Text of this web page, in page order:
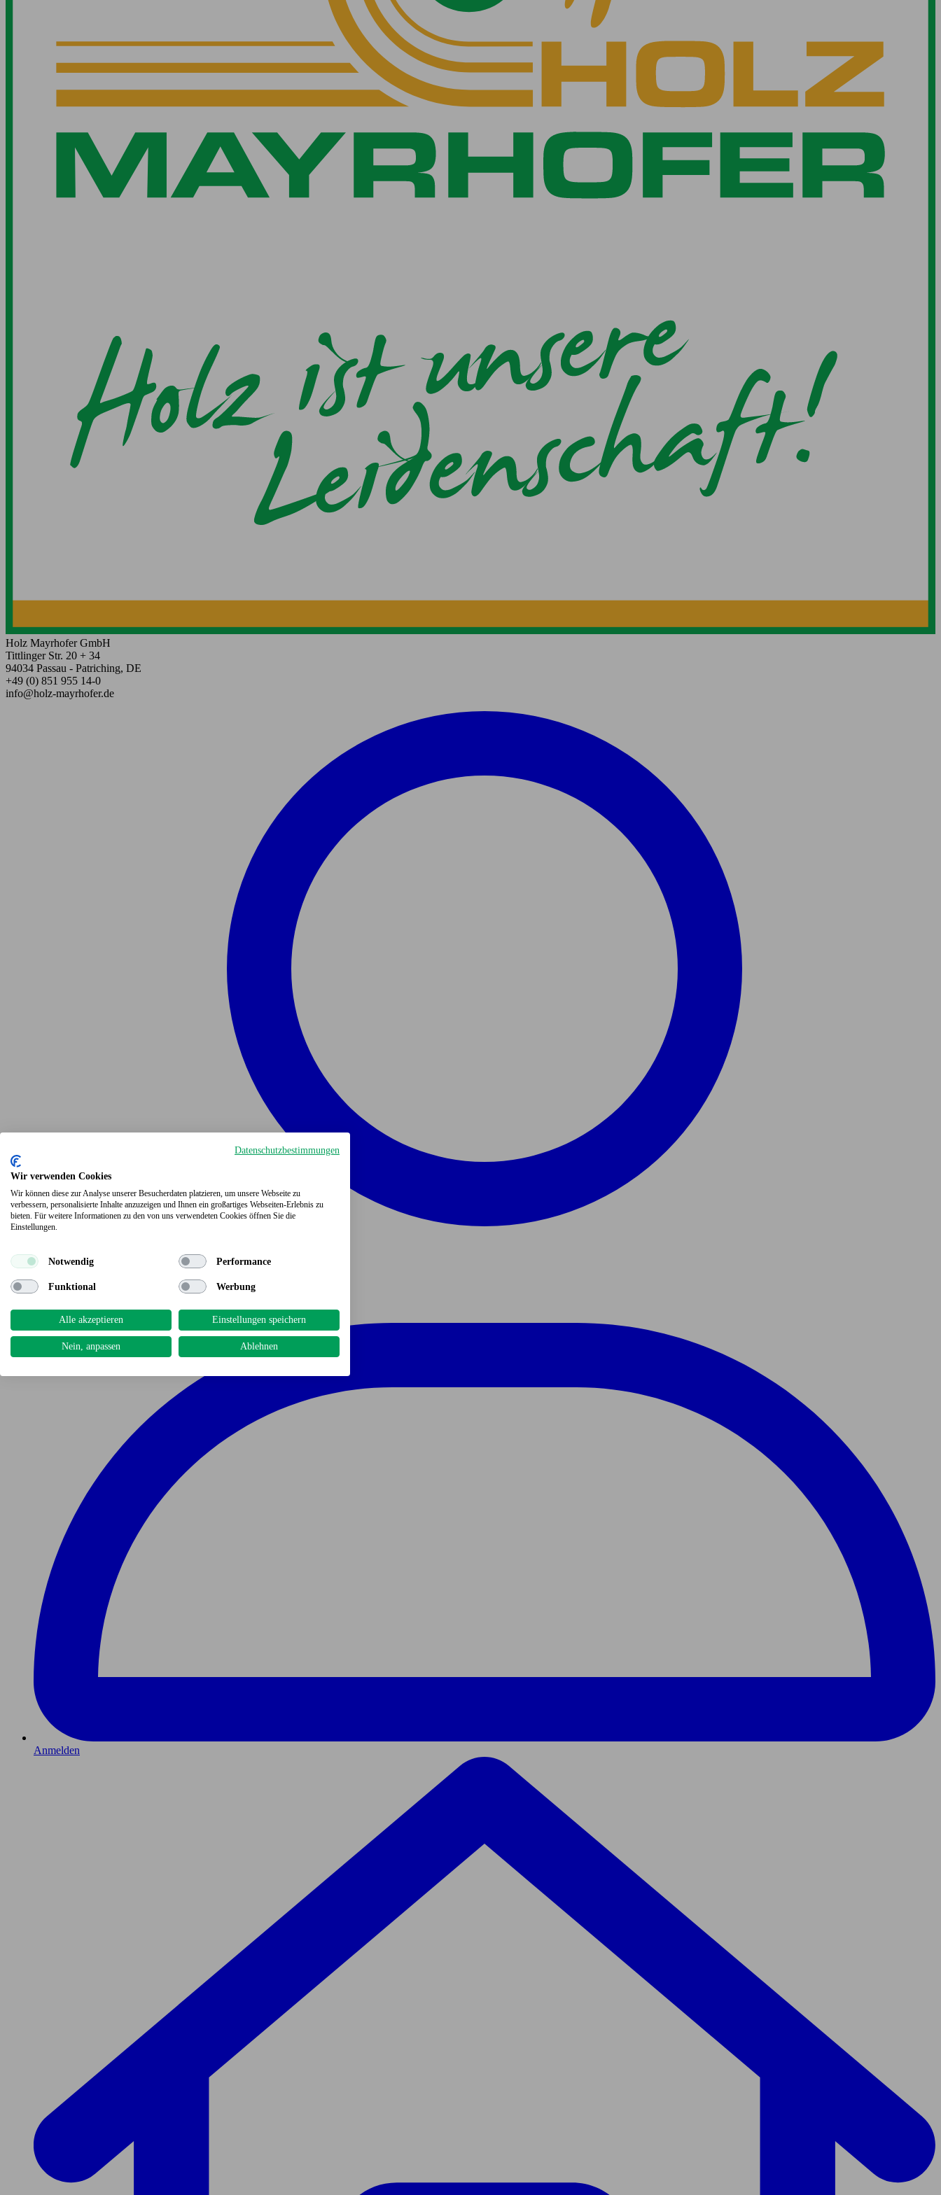
Holz Mayrhofer GmbH
Tittlinger Str. 20 + 34
94034 Passau - Patriching, DE
+49 (0) 851 955 14-0
info@holz-mayrhofer.de
Anmelden
Datenschutzbestimmungen
Wir verwenden Cookies
Wir können diese zur Analyse unserer Besucherdaten platzieren, um unsere Webseite zu
verbessern, personalisierte Inhalte anzuzeigen und Ihnen ein großartiges Webseiten-Erlebnis zu
bieten. Für weitere Informationen zu den von uns verwendeten Cookies öffnen Sie die
Einstellungen.
Notwendig Performance
Funktional Werbung
Alle akzeptieren Einstellungen speichern
Nein, anpassen Ablehnen